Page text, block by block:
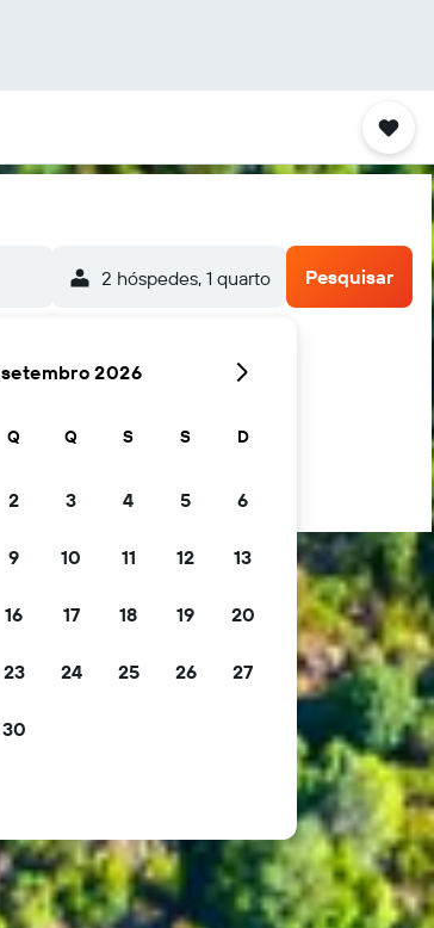
2 hóspedes, 1 quarto Pesquisar
setembro 2026
Q Q S S D
2 3 4 5 6
9 10 11 12 13
16 17 18 19 20
23 24 25 26 27
30